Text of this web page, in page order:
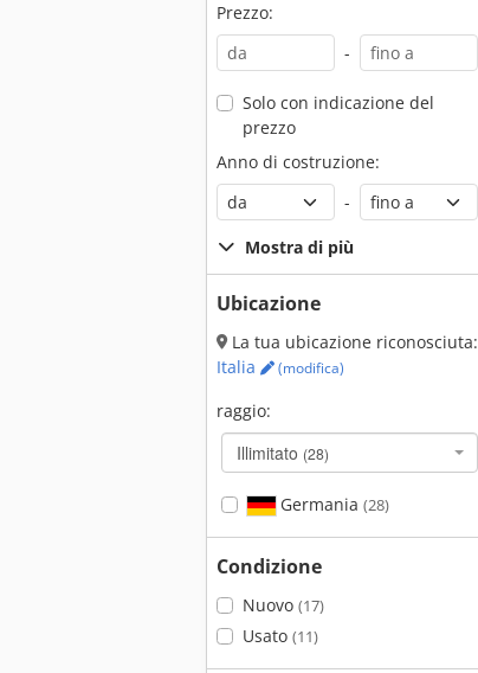
Prezzo:
-
Solo con indicazione del
prezzo
Anno di costruzione:
-
Mostra di più
Ubicazione
La tua ubicazione riconosciuta:
Italia
(modifica)
raggio:
Illimitato (28)
Germania (28)
Condizione
Nuovo (17)
Usato (11)